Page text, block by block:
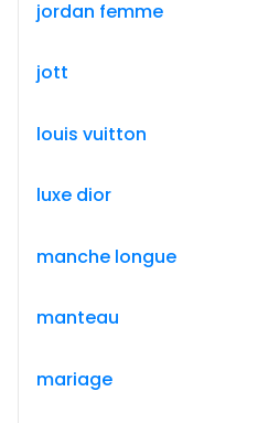
jordan femme
jott
louis vuitton
luxe dior
manche longue
manteau
mariage